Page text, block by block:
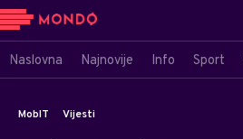
Naslovna Najnovije Info Sport
MobIT Vijesti